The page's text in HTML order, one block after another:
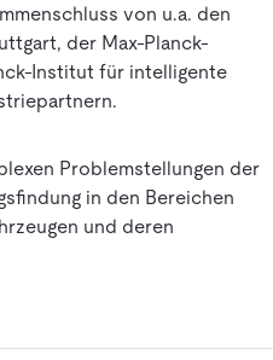
von u.a. den
der Max-Planck-
Institut für intelligente
Problemstellungen der
in den Bereichen
und deren